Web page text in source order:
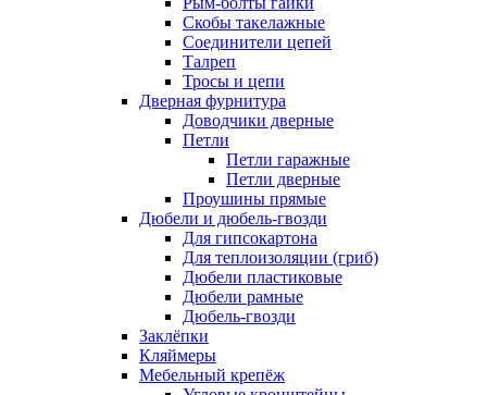
Скобы такелажные
Соединители цепей
Талреп
Тросы и цепи
Дверная фурнитура
Доводчики дверные
Петли
Петли гаражные
Петли дверные
Проушины прямые
Дюбели и дюбель-гвозди
Для гипсокартона
Для теплоизоляции (гриб)
Дюбели пластиковые
Дюбели рамные
Дюбель-гвозди
Заклёпки
Кляймеры
Мебельный крепёж